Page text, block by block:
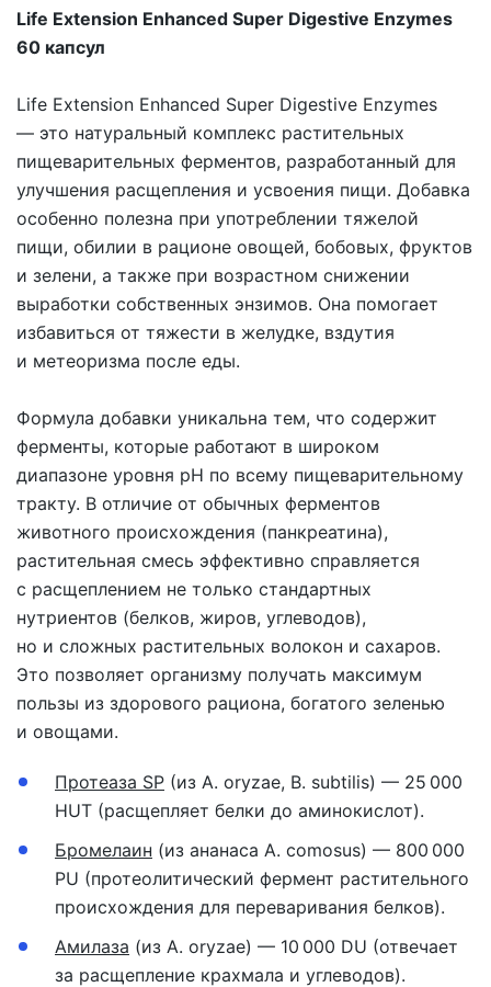
Life Extension Enhanced Super Digestive Enzymes
60 капсул
Life Extension Enhanced Super Digestive Enzymes
— это натуральный комплекс растительных
пищеварительных ферментов, разработанный для
улучшения расщепления и усвоения пищи. Добавка
особенно полезна при употреблении тяжелой
пищи, обилии в рационе овощей, бобовых, фруктов
и зелени, а также при возрастном снижении
выработки собственных энзимов. Она помогает
избавиться от тяжести в желудке, вздутия
и метеоризма после еды.
Формула добавки уникальна тем, что содержит
ферменты, которые работают в широком
диапазоне уровня pH по всему пищеварительному
тракту. В отличие от обычных ферментов
животного происхождения (панкреатина),
растительная смесь эффективно справляется
с расщеплением не только стандартных
нутриентов (белков, жиров, углеводов),
но и сложных растительных волокон и сахаров.
Это позволяет организму получать максимум
пользы из здорового рациона, богатого зеленью
и овощами.
Протеаза SP (из A. oryzae, B. subtilis) — 25 000
HUT (расщепляет белки до аминокислот).
Бромелаин (из ананаса A. comosus) — 800 000
PU (протеолитический фермент растительного
происхождения для переваривания белков).
Амилаза (из A. oryzae) — 10 000 DU (отвечает
за расщепление крахмала и углеводов).